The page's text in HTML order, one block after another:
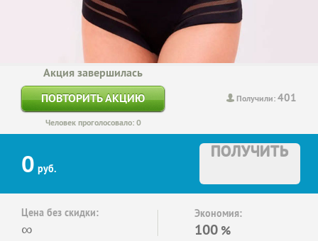
Получили:401
Акция завершилась
ПОВТОРИТЬ АКЦИЮ
Человек проголосовало: 0
0 руб.
ПОЛУЧИТЬ
Цена без скидки:
∞
Экономия:
100 %